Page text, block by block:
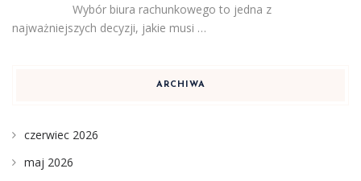
Wybór biura rachunkowego to jedna z
najważniejszych decyzji, jakie musi …
ARCHIWA
czerwiec 2026
maj 2026